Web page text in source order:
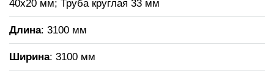
40х20 мм; Труба круглая 33 мм
Длина: 3100 мм
Ширина: 3100 мм